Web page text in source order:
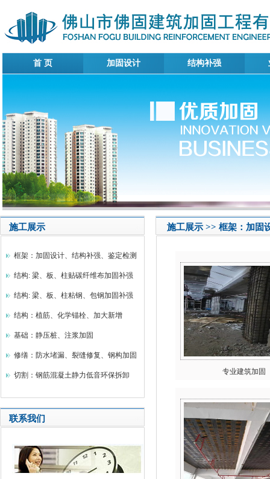
首 页 加固设计 结构补强
施工展示
框架：加固设计、结构补强、鉴定检测
结构: 梁、板、柱贴碳纤维布加固补强
结构: 梁、板、柱粘钢、包钢加固补强
结构：植筋、化学锚栓、加大新增
基础：静压桩、注浆加固
修缮：防水堵漏、裂缝修复、钢构加固
切割：钢筋混凝土静力低音环保拆卸
联系我们
施工展示 >> 框架：加固
专业建筑加固